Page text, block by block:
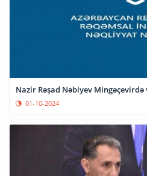
Nazir Rəşad Nəbiyev
01-10-2024